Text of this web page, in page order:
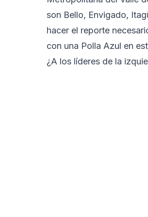
son Bello, Envigado,
hacer el reporte
con una Polla Azul en
¿A los líderes de la